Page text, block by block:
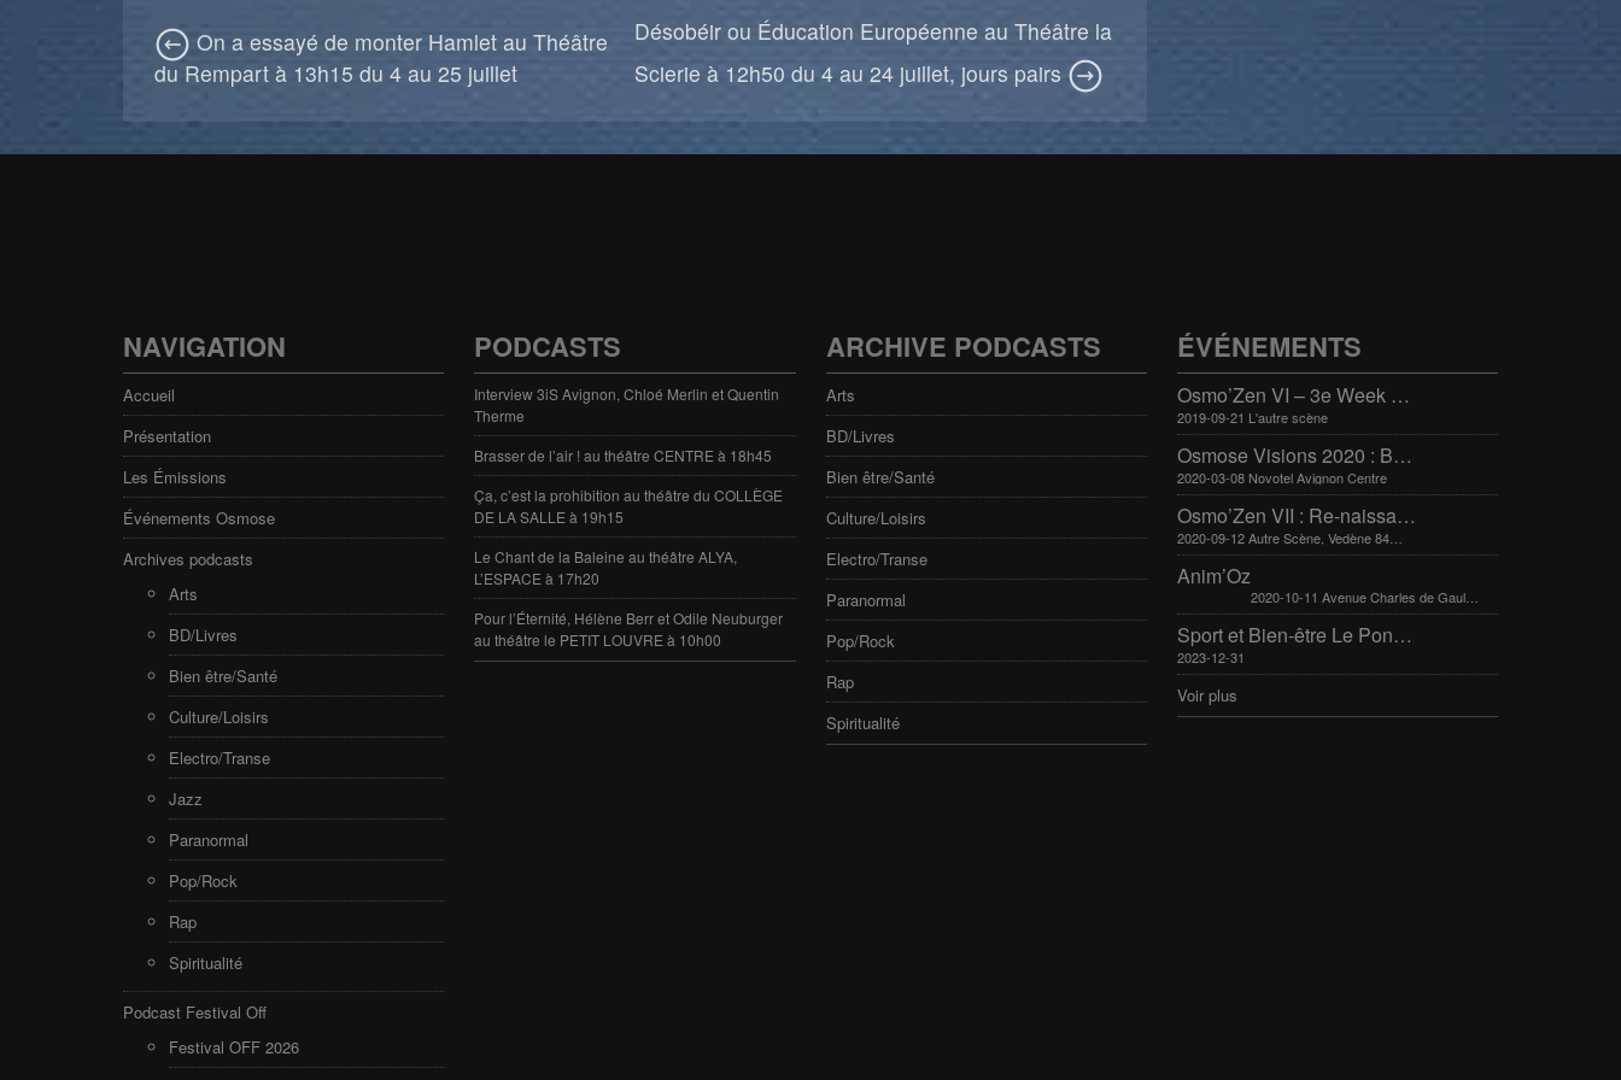
On a essayé de monter Hamlet au Théâtre
du Rempart à 13h15 du 4 au 25 juillet
Désobéir ou Éducation Européenne au Théâtre la
Scierie à 12h50 du 4 au 24 juillet, jours pairs
NAVIGATION
Accueil
Présentation
Les Émissions
Événements Osmose
Archives podcasts
Arts
BD/Livres
Bien être/Santé
Culture/Loisirs
Electro/Transe
Jazz
Paranormal
Pop/Rock
Rap
Spiritualité
Podcast Festival Off
Festival OFF 2026
PODCASTS
Interview 3iS Avignon, Chloé Merlin et Quentin
Therme
Brasser de l’air ! au théâtre CENTRE à 18h45
Ça, c’est la prohibition au théâtre du COLLÈGE
DE LA SALLE à 19h15
Le Chant de la Baleine au théâtre ALYA,
L’ESPACE à 17h20
Pour l’Éternité, Hélène Berr et Odile Neuburger
au théâtre le PETIT LOUVRE à 10h00
ARCHIVE PODCASTS
Arts
BD/Livres
Bien être/Santé
Culture/Loisirs
Electro/Transe
Paranormal
Pop/Rock
Rap
Spiritualité
ÉVÉNEMENTS
Osmo’Zen VI – 3e Week end international du bien-être
2019-09-21 L'autre scène
Osmose Visions 2020 : Bien-être et arts divinatoires
2020-03-08 Novotel Avignon Centre
Osmo’Zen VII : Re-naissance
2020-09-12 Autre Scène, Vedène 84270
Anim’Oz
2020-10-11 Avenue Charles de Gaulle 30400 Villeneuve-Lès-Avignon
Sport et Bien-être Le Pontet 16-17 mars 2024
2023-12-31
Voir plus